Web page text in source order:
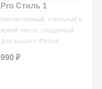
Pro Стиль 1
Неповторимый, стильный и
яркий чехол, созданный
для вашего iPhone!
990₽